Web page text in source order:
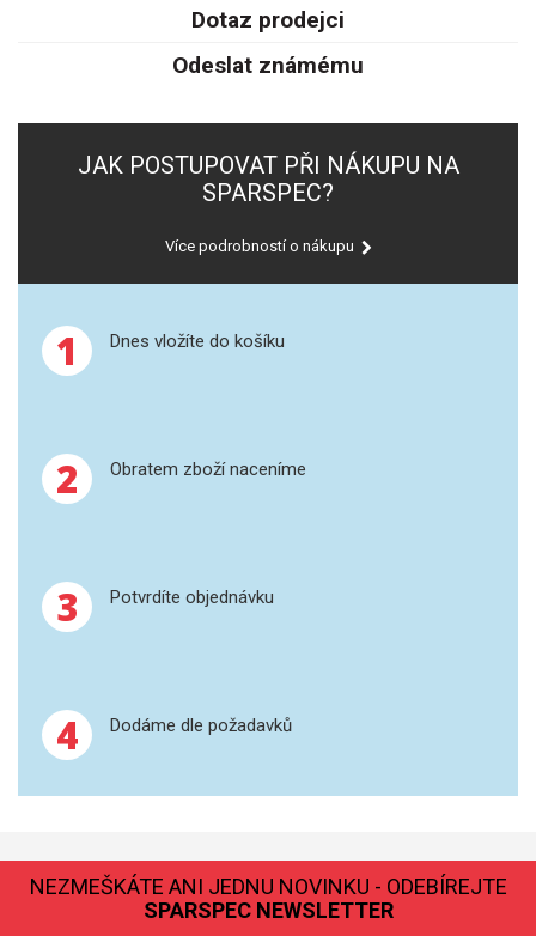
SPEKTROFOTOMETRY
OTEVŘENÝ ROZKLAD
MIKROVLNNÝ ROZKLAD
REAKČNÍ AUTOKLÁVY
LISOVÁNÍ
GRAFITOVÉ KELÍMKY
AFM SONDY
SNOM
KALIBRACE
Dotaz prodejci
Odeslat známému
JAK POSTUPOVAT PŘI NÁKUPU NA
SPARSPEC?
Více podrobností o nákupu
1 Dnes vložíte do košíku
2 Obratem zboží naceníme
3 Potvrdíte objednávku
4 Dodáme dle požadavků
NEZMEŠKÁTE ANI JEDNU NOVINKU - ODEBÍREJTE
SPARSPEC NEWSLETTER